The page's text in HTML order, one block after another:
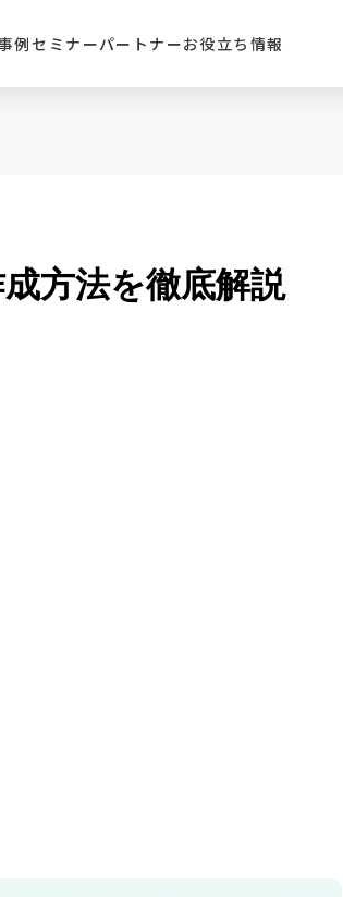
例 セミナーパートナーお役立ち情報
方法を徹底解説